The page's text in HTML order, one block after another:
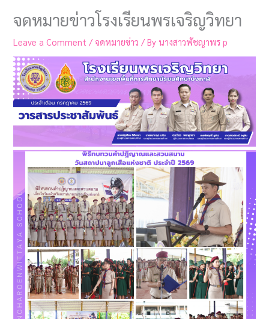
จดหมายข่าวโรงเรียนพรเจริญวิทยา
Leave a Comment / จดหมายข่าว / Byนางสาวพัชญาพร p